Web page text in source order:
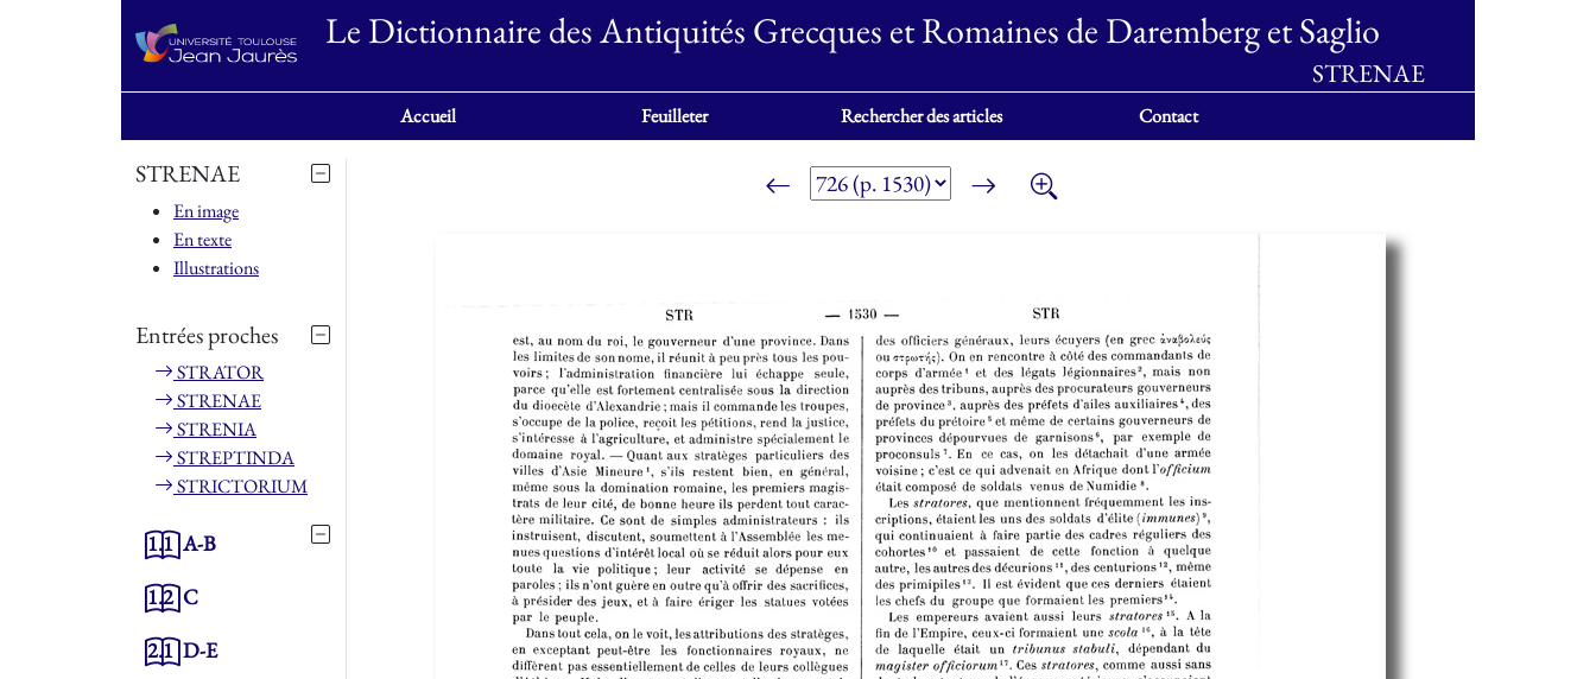
Le Dictionnaire des Antiquités Grecques et Romaines de Daremberg et Saglio
STRENAE
Accueil Feuilleter Rechercher des articles Contact
STRENAE
En image
En texte
Illustrations
Entrées proches
STRATOR
STRENAE
STRENIA
STREPTINDA
STRICTORIUM
1.1A-B
1.2C
2.1D-E